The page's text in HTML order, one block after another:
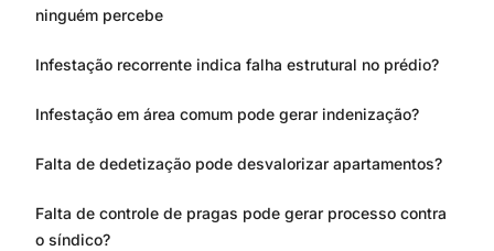
ninguém percebe
Infestação recorrente indica falha estrutural no prédio?
Infestação em área comum pode gerar indenização?
Falta de dedetização pode desvalorizar apartamentos?
Falta de controle de pragas pode gerar processo contra
o síndico?